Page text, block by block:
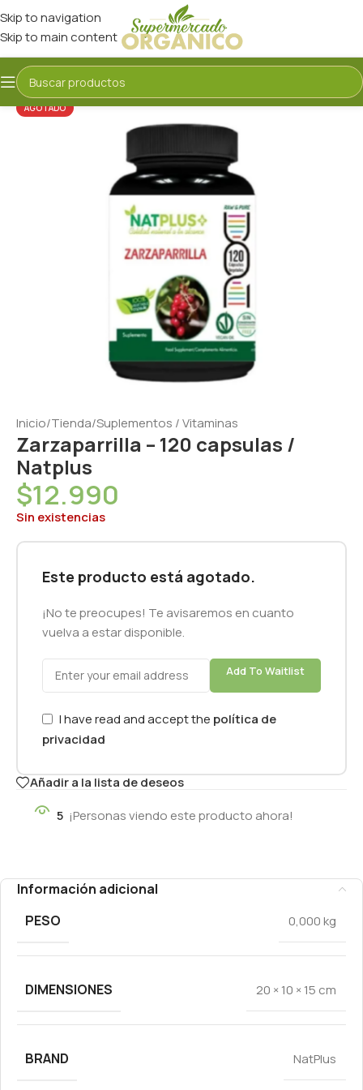
Skip to navigation
Skip to main content
AGOTADO
Inicio/Tienda/Suplementos / Vitaminas
Zarzaparrilla – 120 capsulas /
Natplus
$12.990
Sin existencias
Este producto está agotado.
¡No te preocupes! Te avisaremos en cuanto
vuelva a estar disponible.
Add To Waitlist
I have read and accept the política de
privacidad
Añadir a la lista de deseos
5 ¡Personas viendo este producto ahora!
Información adicional
PESO
0,000 kg
DIMENSIONES 20 × 10 × 15 cm
BRAND NatPlus